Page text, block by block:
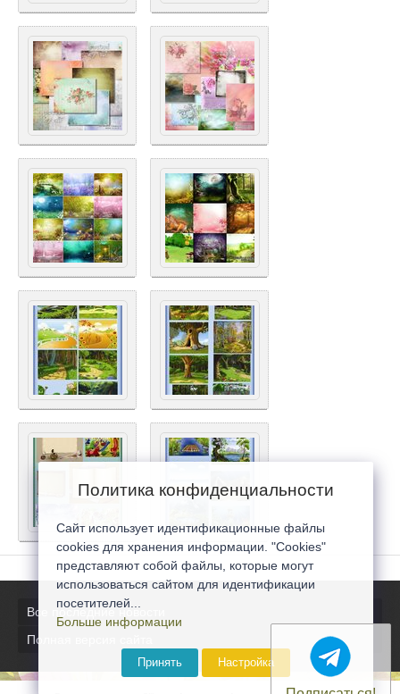
Все последние новости
Полная версия сайта
Политика конфиденциальности
Сайт использует идентификационные файлы
cookies для хранения информации. "Cookies"
представляют собой файлы, которые могут
использоваться сайтом для идентификации
посетителей...
Больше информации
Принять Настройка